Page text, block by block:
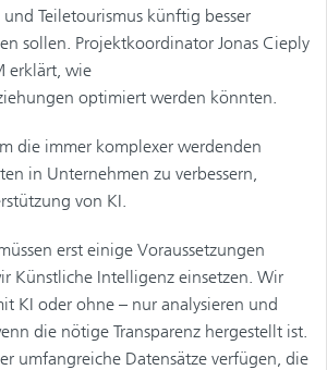
Teiletourismus künftig besser
sollen. Projektkoordinator Jonas Cieply
erklärt, wie
optimiert werden könnten.
die immer komplexer werdenden
in Unternehmen zu verbessern,
von KI.
erst einige Voraussetzungen
Künstliche Intelligenz einsetzen. Wir
KI oder ohne – nur analysieren und
die nötige Transparenz hergestellt ist.
umfangreiche Datensätze verfügen, die